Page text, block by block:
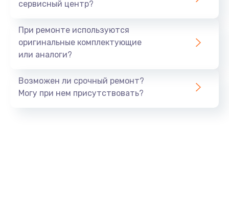
сервисный центр?
При ремонте используются
оригинальные комплектующие
или аналоги?
Возможен ли срочный ремонт?
Могу при нем присутствовать?